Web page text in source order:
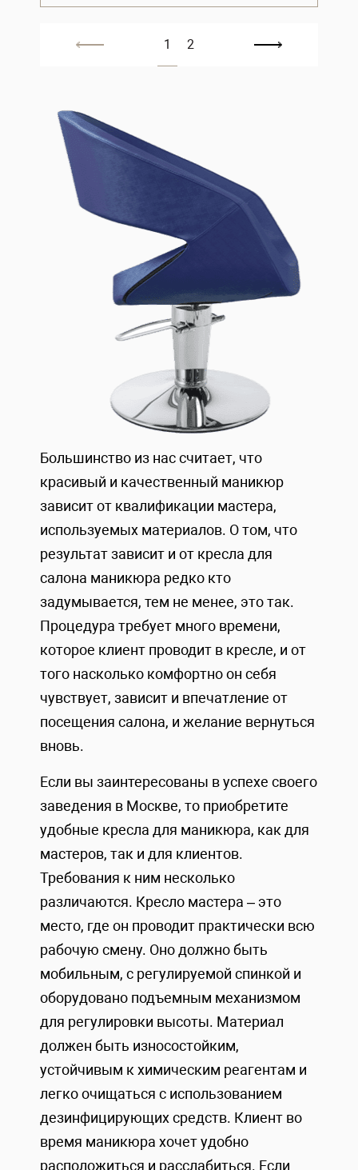
1 2
Большинство из нас считает, что
красивый и качественный маникюр
зависит от квалификации мастера,
используемых материалов. О том, что
результат зависит и от кресла для
салона маникюра редко кто
задумывается, тем не менее, это так.
Процедура требует много времени,
которое клиент проводит в кресле, и от
того насколько комфортно он себя
чувствует, зависит и впечатление от
посещения салона, и желание вернуться
вновь.
Если вы заинтересованы в успехе своего
заведения в Москве, то приобретите
удобные кресла для маникюра, как для
мастеров, так и для клиентов.
Требования к ним несколько
различаются. Кресло мастера – это
место, где он проводит практически всю
рабочую смену. Оно должно быть
мобильным, с регулируемой спинкой и
оборудовано подъемным механизмом
для регулировки высоты. Материал
должен быть износостойким,
устойчивым к химическим реагентам и
легко очищаться с использованием
дезинфицирующих средств. Клиент во
время маникюра хочет удобно
расположиться и расслабиться. Если